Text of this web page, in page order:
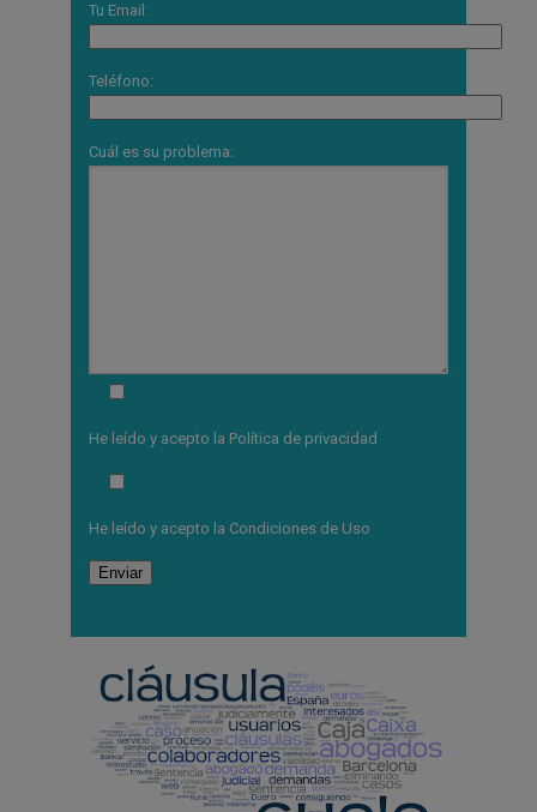
Tu Email:
Teléfono:
Cuál es su problema:
He leído y acepto la Política de privacidad
He leído y acepto la Condiciones de Uso